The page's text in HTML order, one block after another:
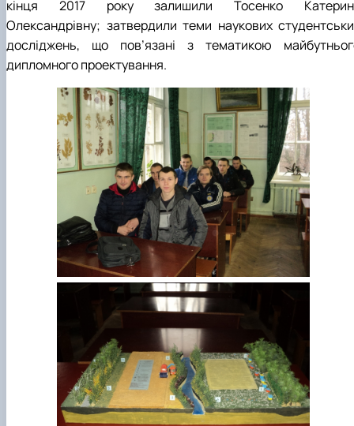
кінця 2017 року залишили Тосенко
Олександрівну; затвердили теми наукових
досліджень, що пов’язані з тематикою
дипломного проектування.